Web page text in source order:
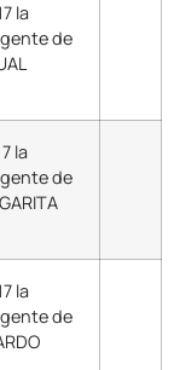
la
de
la
de
la
de